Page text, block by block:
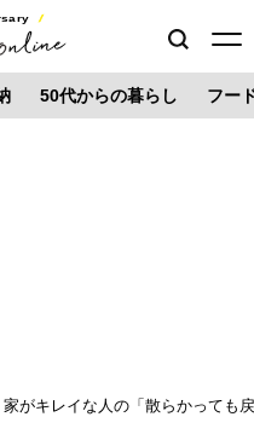
50代からの暮らし フー
家がキレイな人の「散らかっても